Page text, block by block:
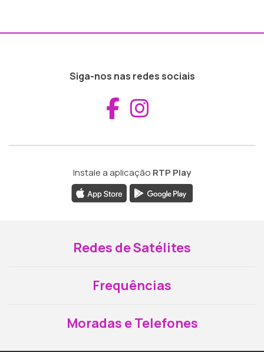
Siga-nos nas redes sociais
Aceder ao
Instale a aplicação RTP Play
Redes de Satélites
Frequências
Moradas e Telefones